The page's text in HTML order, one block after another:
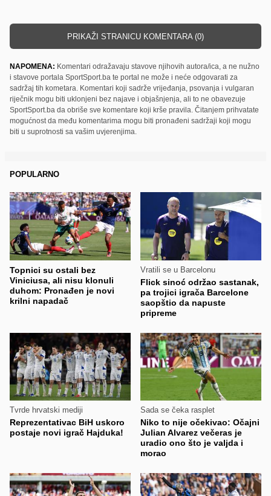
PRIKAŽI STRANICU KOMENTARA (0)
NAPOMENA: Komentari odražavaju stavove njihovih autora/ica, a ne nužno
i stavove portala SportSport.ba te portal ne može i neće odgovarati za
sadržaj tih kometara. Komentari koji sadrže vrijeđanja, psovanja i vulgaran
riječnik mogu biti uklonjeni bez najave i objašnjenja, ali to ne obavezuje
SportSport.ba da obriše sve komentare koji krše pravila. Čitanjem prihvatate
mogućnost da među komentarima mogu biti pronađeni sadržaji koji mogu
biti u suprotnosti sa vašim uvjerenjima.
POPULARNO
Topnici su ostali bez
Viniciusa, ali nisu klonuli
duhom: Pronađen je novi
krilni napadač
Vratili se u Barcelonu
Flick sinoć održao sastanak,
pa trojici igrača Barcelone
saopštio da napuste
pripreme
Tvrde hrvatski mediji
Reprezentativac BiH uskoro
postaje novi igrač Hajduka!
Sada se čeka rasplet
Niko to nije očekivao: Očajni
Julian Alvarez večeras je
uradio ono što je valjda i
morao